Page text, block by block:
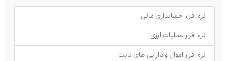
نرم افزار حسابداری مالی
نرم افزار عملیات ارزی
نرم افزار اموال و دارایی های ثابت